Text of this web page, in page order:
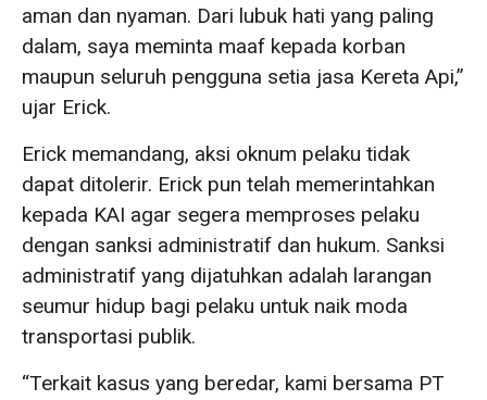
aman dan nyaman. Dari lubuk hati yang paling
dalam, saya meminta maaf kepada korban
maupun seluruh pengguna setia jasa Kereta Api,”
ujar Erick.
Erick memandang, aksi oknum pelaku tidak
dapat ditolerir. Erick pun telah memerintahkan
kepada KAI agar segera memproses pelaku
dengan sanksi administratif dan hukum. Sanksi
administratif yang dijatuhkan adalah larangan
seumur hidup bagi pelaku untuk naik moda
transportasi publik.
“Terkait kasus yang beredar, kami bersama PT